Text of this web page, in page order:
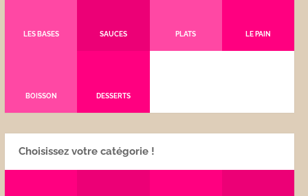
LES BASES SAUCES PLATS LE PAIN
BOISSON DESSERTS
Choisissez votre catégorie !